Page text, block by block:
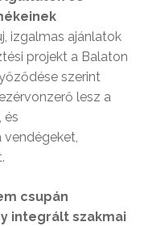
izgalmas ajánlatok
projekt a Balaton
szerint
lesz a
és
csupán
integrált szakmai